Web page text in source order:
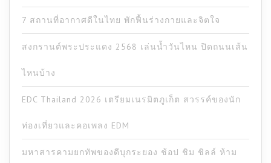
7 สถานที่อากาศดีในไทย พักฟื้นร่างกายและจิตใจ
สงกรานต์พระประแดง 2568 เล่นน้ำวันไหน ปิดถนนเส้น
ไหนบ้าง
EDC Thailand 2026 เตรียมเนรมิตภูเก็ต สวรรค์ของนัก
ท่องเที่ยวและคอเพลง EDM
มหาสารคามยกทัพของดีบุกระยอง ช้อป ชิม ชิลล์ ห้าม